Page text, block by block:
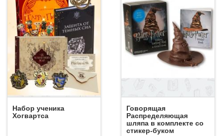
Набор ученика
Хогвартса
Говорящая
Распределяющая
шляпа в комплекте со
стикер-буком